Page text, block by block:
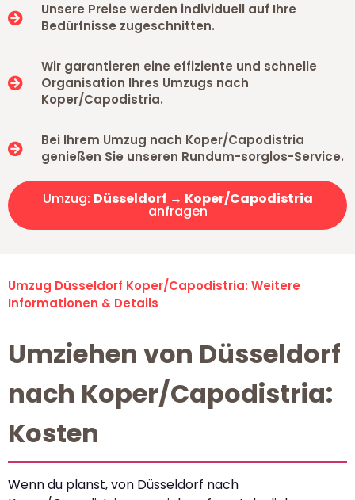
Unsere Preise werden individuell auf Ihre
Bedürfnisse zugeschnitten.
Wir garantieren eine effiziente und schnelle
Organisation Ihres Umzugs nach
Koper/Capodistria.
Bei Ihrem Umzug nach Koper/Capodistria
genießen Sie unseren Rundum-sorglos-Service.
Umzug: Düsseldorf → Koper/Capodistria
anfragen
Umzug Düsseldorf Koper/Capodistria: Weitere
Informationen & Details
Umziehen von Düsseldorf
nach Koper/Capodistria:
Kosten
Wenn du planst, von Düsseldorf nach